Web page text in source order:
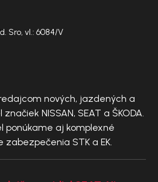
Sro, vl.: 6084/V
nových, jazdených a
NISSAN, SEAT a ŠKODA.
ponúkame aj komplexné
zabezpečenia STK a EK.